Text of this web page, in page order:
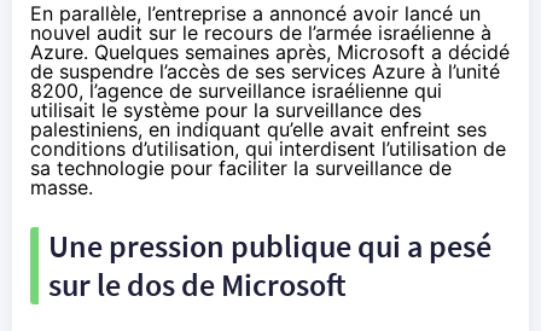
En parallèle, l’entreprise a annoncé avoir lancé un
nouvel audit sur le recours de l’armée israélienne à
Azure. Quelques semaines après, Microsoft a décidé
de suspendre l’accès de ses services Azure à l’unité
8200, l’agence de surveillance israélienne qui
utilisait le système pour la surveillance des
palestiniens, en indiquant qu’elle avait enfreint ses
conditions d’utilisation, qui interdisent l’utilisation de
sa technologie pour faciliter la surveillance de
masse.
Une pression publique qui a pesé
sur le dos de Microsoft